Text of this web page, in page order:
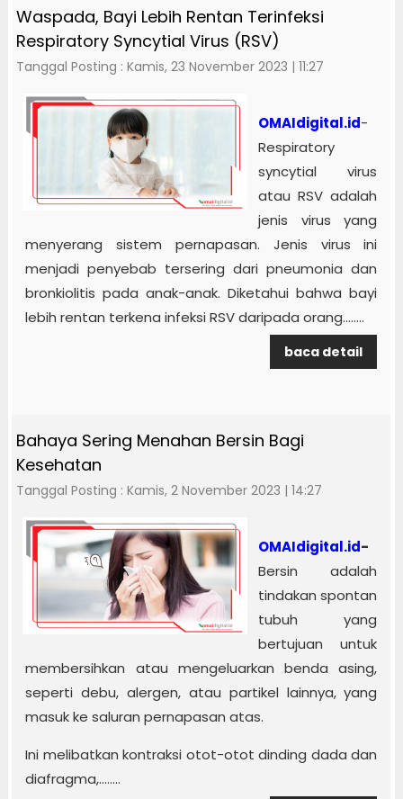
Waspada, Bayi Lebih Rentan Terinfeksi
Respiratory Syncytial Virus (RSV)
Tanggal Posting : Kamis, 23 November 2023 | 11:27
OMAIdigital.id-
Respiratory
syncytial virus
atau RSV adalah
jenis virus yang
menyerang sistem pernapasan. Jenis virus ini
menjadi penyebab tersering dari pneumonia dan
bronkiolitis pada anak-anak. Diketahui bahwa bayi
lebih rentan terkena infeksi RSV daripada orang........
baca detail
Bahaya Sering Menahan Bersin Bagi
Kesehatan
Tanggal Posting : Kamis, 2 November 2023 | 14:27
OMAIdigital.id-
Bersin adalah
tindakan spontan
tubuh yang
bertujuan untuk
membersihkan atau mengeluarkan benda asing,
seperti debu, alergen, atau partikel lainnya, yang
masuk ke saluran pernapasan atas.
Ini melibatkan kontraksi otot-otot dinding dada dan
diafragma,........